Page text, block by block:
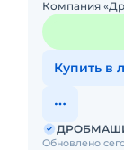
Компания
дилер
Купить в
Обновлено